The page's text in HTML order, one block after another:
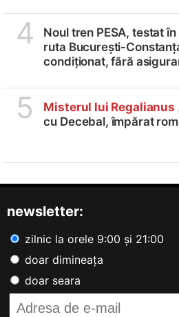
4
Noul tren PESA, testat
ruta București-
condiționat, fără
5 Misterul lui Regalianus
cu Decebal, împărat
newsletter:
zilnic la orele 9:00 și 21:00
doar dimineața
doar seara